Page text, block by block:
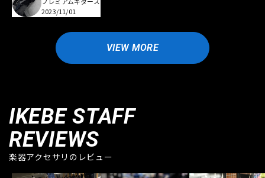
2023/11/01
VIEW MORE
IKEBE STAFF
REVIEWS
楽器アクセサリのレビュー